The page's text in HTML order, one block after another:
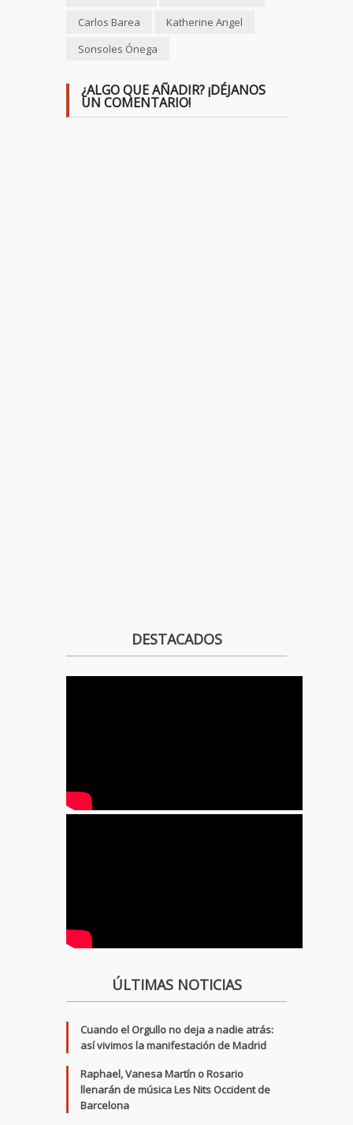
Carlos Barea
Katherine Angel
Sonsoles Ónega
¿ALGO QUE AÑADIR? ¡DÉJANOS
UN COMENTARIO!
DESTACADOS
ÚLTIMAS NOTICIAS
Cuando el Orgullo no deja a nadie atrás:
así vivimos la manifestación de Madrid
Raphael, Vanesa Martín o Rosario
llenarán de música Les Nits Occident de
Barcelona